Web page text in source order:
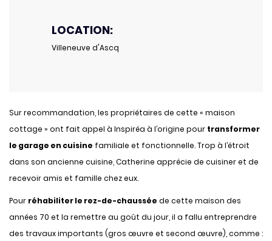
LOCATION:
Villeneuve d'Ascq
Sur recommandation, les propriétaires de cette « maison
cottage » ont fait appel à Inspiréa à l’origine pour transformer
le garage en cuisine familiale et fonctionnelle. Trop à l’étroit
dans son ancienne cuisine, Catherine apprécie de cuisiner et de
recevoir amis et famille chez eux.
Pour réhabiliter le rez-de-chaussée de cette maison des
années 70 et la remettre au goût du jour, il a fallu entreprendre
des travaux importants (gros œuvre et second œuvre), comme :